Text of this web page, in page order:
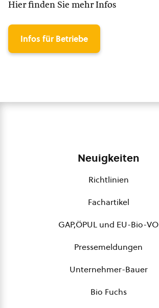
Hier finden Sie mehr Infos
Infos für Betriebe
Neuigkeiten
Richtlinien
Fachartikel
GAP,ÖPUL und EU-Bio-VO
Pressemeldungen
Unternehmer-Bauer
Bio Fuchs